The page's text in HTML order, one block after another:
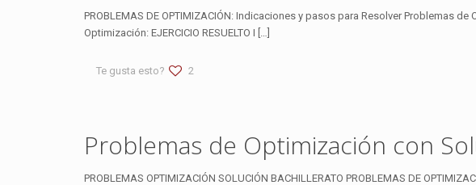
PROBLEMAS DE OPTIMIZACIÓN: Indicaciones y pasos para Resolver Problemas de
Optimización: EJERCICIO RESUELTO I […]
Te gusta esto? 2
Problemas de Optimización con
PROBLEMAS OPTIMIZACIÓN SOLUCIÓN BACHILLERATO PROBLEMAS DE